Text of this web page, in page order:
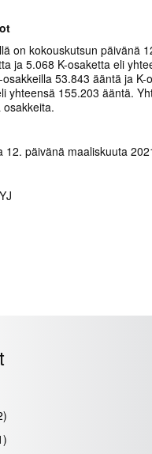
on kokouskutsun päivänä
ja 5.068 K-osaketta eli
53.843 ääntä ja K-
yhteensä 155.203 ääntä.
osakkeita.
12. päivänä maaliskuuta